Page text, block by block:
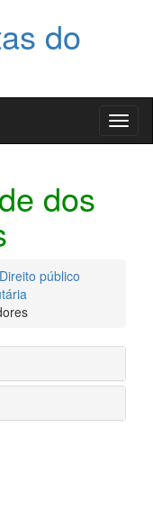
do
dos
Direito público